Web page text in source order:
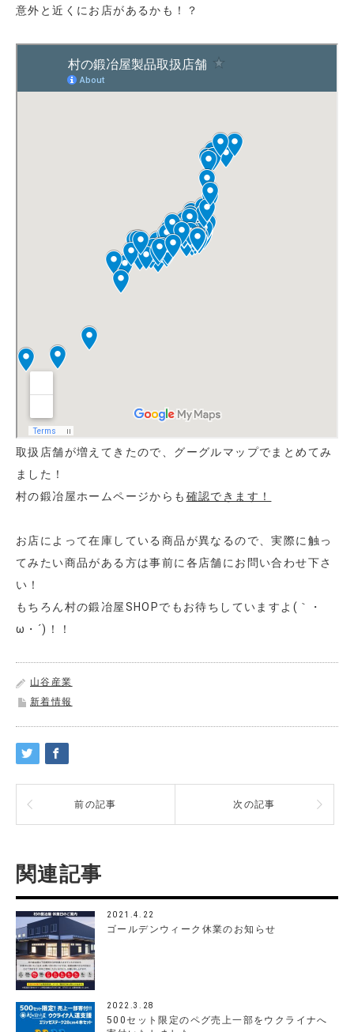
意外と近くにお店があるかも！？
取扱店舗が増えてきたので、グーグルマップでまとめてみ
ました！
村の鍛冶屋ホームページからも 確認できます！
お店によって在庫している商品が異なるので、実際に触っ
てみたい商品がある方は事前に各店舗にお問い合わせ下さ
い！
もちろん村の鍛冶屋SHOPでもお待ちしていますよ(｀・
ω・´)！！
山谷産業
新着情報
前の記事 次の記事
関連記事
2021.4.22
ゴールデンウィーク休業のお知らせ
2022.3.28
500セット限定のペグ売上一部をウクライナへ